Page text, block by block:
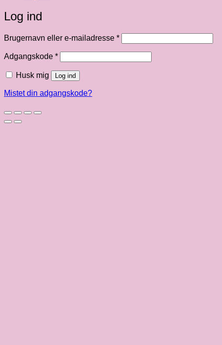
Log ind
Brugernavn eller e-mailadresse *Påkrævet
Adgangskode *Påkrævet
Husk mig Log ind
Mistet din adgangskode?